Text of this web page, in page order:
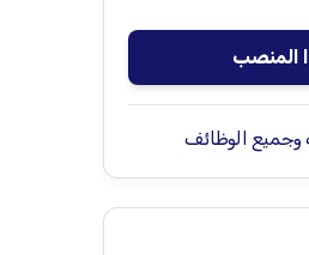
المنصب
الوظائف